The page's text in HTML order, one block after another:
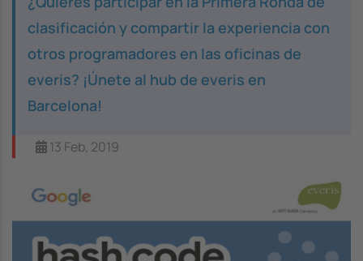
clasificación y compartir la experiencia con
otros programadores en las oficinas de
everis? ¡Únete al hub de everis en
Barcelona!
13 Feb, 2019